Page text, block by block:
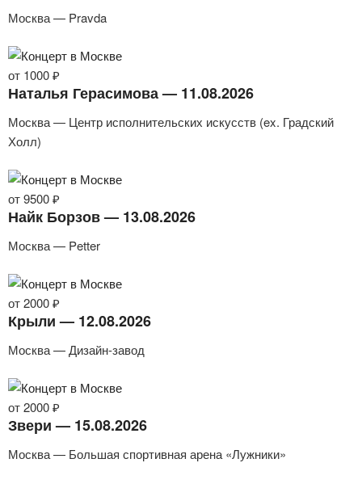
Москва — Pravda
от 1000 ₽
Наталья Герасимова — 11.08.2026
Москва — Центр исполнительских искусств (ex. Градский
Холл)
от 9500 ₽
Найк Борзов — 13.08.2026
Москва — Petter
от 2000 ₽
Крыли — 12.08.2026
Москва — Дизайн-завод
от 2000 ₽
Звери — 15.08.2026
Москва — Большая спортивная арена «Лужники»